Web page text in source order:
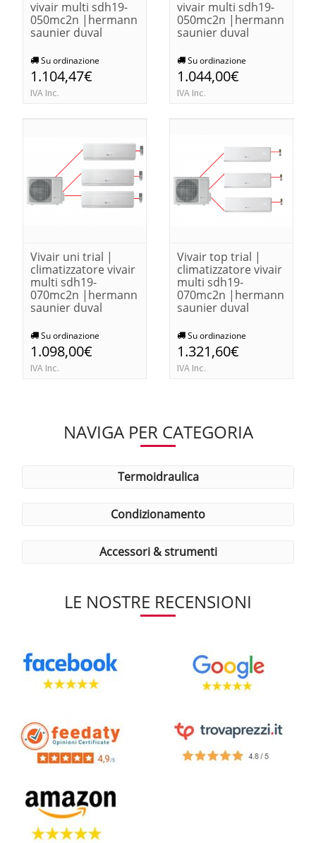
vivair multi sdh19-
050mc2n |hermann
saunier duval
Su ordinazione
1.104,47€
IVA Inc.
vivair multi sdh19-
050mc2n |hermann
saunier duval
Su ordinazione
1.044,00€
IVA Inc.
Vivair uni trial |
climatizzatore vivair
multi sdh19-
070mc2n |hermann
saunier duval
Su ordinazione
1.098,00€
IVA Inc.
Vivair top trial |
climatizzatore vivair
multi sdh19-
070mc2n |hermann
saunier duval
Su ordinazione
1.321,60€
IVA Inc.
NAVIGA PER CATEGORIA
termoidraulica
condizionamento
accessori & strumenti
LE NOSTRE RECENSIONI